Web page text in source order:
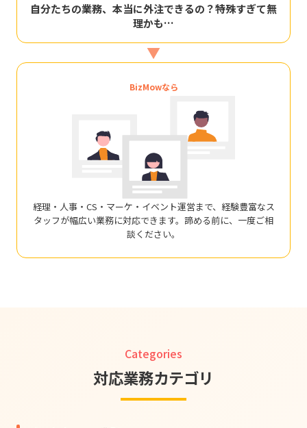
自分たちの業務、本当に外注できるの？特殊すぎて無
理かも…
▼
BizMowなら
経理・人事・CS・マーケ・イベント運営まで、経験豊富なス
タッフが幅広い業務に対応できます。諦める前に、一度ご相
談ください。
Categories
対応業務カテゴリ